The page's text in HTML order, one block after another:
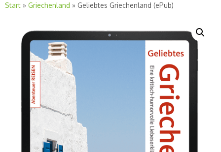
Start » Griechenland » Geliebtes Griechenland (ePub)